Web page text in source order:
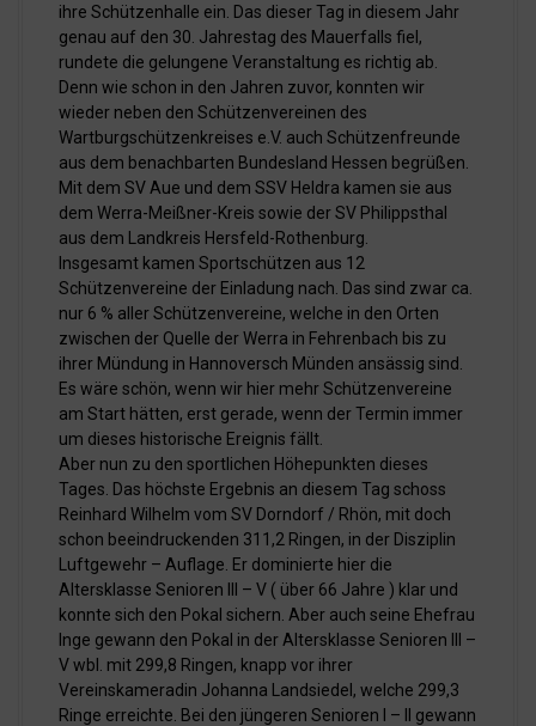
ihre Schützenhalle ein. Das dieser Tag in diesem Jahr
genau auf den 30. Jahrestag des Mauerfalls fiel,
rundete die gelungene Veranstaltung es richtig ab.
Denn wie schon in den Jahren zuvor, konnten wir
wieder neben den Schützenvereinen des
Wartburgschützenkreises e.V. auch Schützenfreunde
aus dem benachbarten Bundesland Hessen begrüßen.
Mit dem SV Aue und dem SSV Heldra kamen sie aus
dem Werra-Meißner-Kreis sowie der SV Philippsthal
aus dem Landkreis Hersfeld-Rothenburg.
Insgesamt kamen Sportschützen aus 12
Schützenvereine der Einladung nach. Das sind zwar ca.
nur 6 % aller Schützenvereine, welche in den Orten
zwischen der Quelle der Werra in Fehrenbach bis zu
ihrer Mündung in Hannoversch Münden ansässig sind.
Es wäre schön, wenn wir hier mehr Schützenvereine
am Start hätten, erst gerade, wenn der Termin immer
um dieses historische Ereignis fällt.
Aber nun zu den sportlichen Höhepunkten dieses
Tages. Das höchste Ergebnis an diesem Tag schoss
Reinhard Wilhelm vom SV Dorndorf / Rhön, mit doch
schon beeindruckenden 311,2 Ringen, in der Disziplin
Luftgewehr – Auflage. Er dominierte hier die
Altersklasse Senioren III – V ( über 66 Jahre ) klar und
konnte sich den Pokal sichern. Aber auch seine Ehefrau
Inge gewann den Pokal in der Altersklasse Senioren III –
V wbl. mit 299,8 Ringen, knapp vor ihrer
Vereinskameradin Johanna Landsiedel, welche 299,3
Ringe erreichte. Bei den jüngeren Senioren I – II gewann